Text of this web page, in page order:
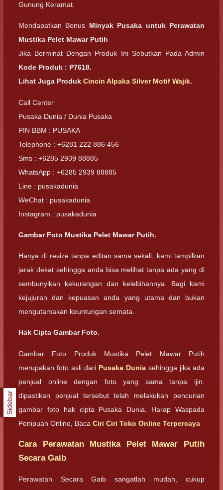
Gunung Keramat.
Mendapatkan Bonus Minyak Pusaka untuk Perawatan
Mustika Pelet Mawar Putih
Jika Berminat Dengan Produk Ini Sebutkan Pada Admin
Kode Produk : P7618.
Lihat Juga Produk Cincin Alpaka Silver Motif Wajik.
Call Center
Pusaka Dunia / Dunia Pusaka
PIN BBM : PUSAKA
Telephone : +6281 222 886 456
Sms : +6285 2939 88885
WhatsApp : +6285 2939 88885
Line : pusakadunia
WeChat : pusakadunia
Instagram : pusakadunia
Gambar Foto Mustika Pelet Mawar Putih.
Hanya di resize tanpa editan sama sekali, kami tampilkan
jarak dekat sehingga anda bisa melihat tanpa ada yang di
sembunyikan kekurangan dan kelebihannya. Bagi kami
kejujuran dan kepuasan anda yang utama dan bukan
mengutamakan keuntungan semata.
Hak Cipta Gambar Foto.
Gambar Foto Produk Mustika Pelet Mawar Putih
merupakan foto asli dari Pusaka Dunia sehingga jika ada
penjual online dengan foto yang sama tanpa ijin.
dipastikan penjual tersebut telah melakukan pencurian
gambar foto hak cipta Pusaka Dunia. Harap Waspada
Penipuan Online, Baca Ciri Ciri Toko Online Terpercaya
Cara Perawatan Mustika Pelet Mawar Putih
Secara Gaib
Perawatan Secara Gaib sangatlah mudah, cukup
Sidebar